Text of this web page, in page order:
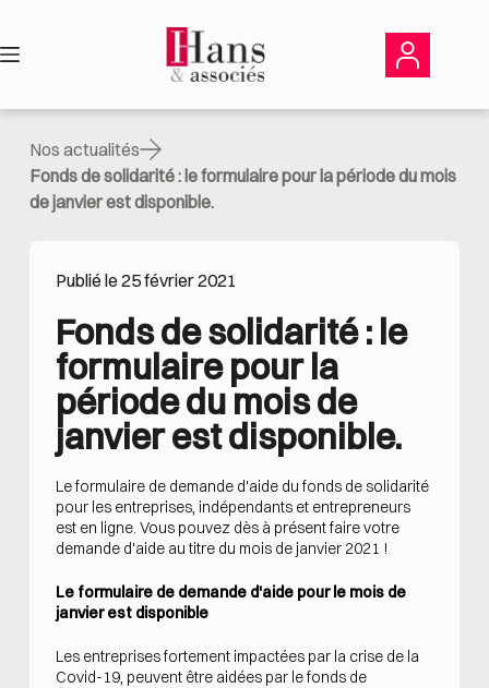
contenu
Nos actualités
Fonds de solidarité : le formulaire pour la période du mois
de janvier est disponible.
Publié le 25 février 2021
Fonds de solidarité : le
formulaire pour la
période du mois de
janvier est disponible.
Le formulaire de demande d'aide du fonds de solidarité
pour les entreprises, indépendants et entrepreneurs
est en ligne. Vous pouvez dès à présent faire votre
demande d'aide au titre du mois de janvier 2021 !
Le formulaire de demande d'aide pour le mois de
janvier est disponible
Les entreprises fortement impactées par la crise de la
Covid-19, peuvent être aidées par le fonds de